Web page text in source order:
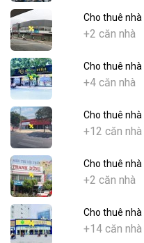
Cho thuê nhà
+2 căn nhà
Cho thuê
+4 căn nhà
Cho thuê
+12 căn nhà
Cho thuê
+2 căn nhà
Cho thuê
+14 căn nhà